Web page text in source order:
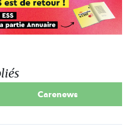
Carenews